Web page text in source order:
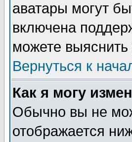
аватары могут
включена
можете
Вернуться к
Как я могу
Обычно вы не
отображается